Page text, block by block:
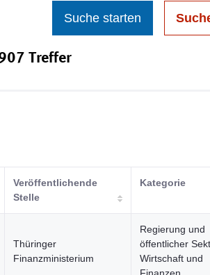
Suche starten
Treffer
Veröffentlichende
Stelle
Kategorie
Thüringer
Finanzministerium
Regierung und
öffentlicher
Wirtschaft und